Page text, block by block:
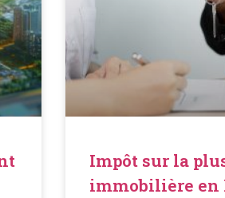
Impôt sur la
immobilière en